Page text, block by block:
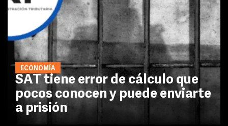
ECONOMÍA
SAT tiene error de cálculo que
pocos conocen y puede enviarte
a prisión